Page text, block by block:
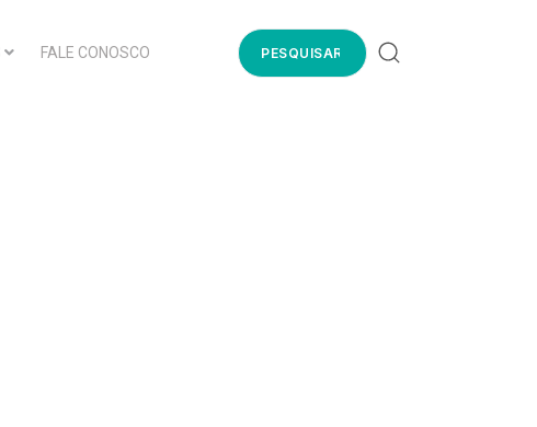
FALE CONOSCO